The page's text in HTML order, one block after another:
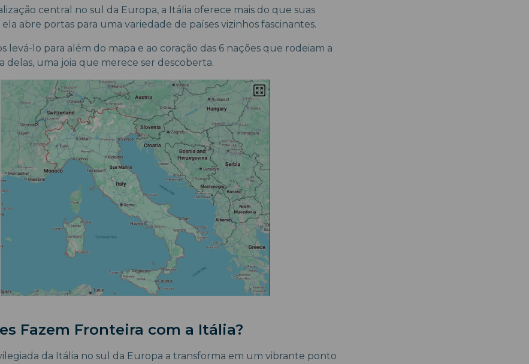
central no sul da Europa, a Itália oferece mais do que suas
ela abre portas para uma variedade de países vizinhos fascinantes.
levá-lo para além do mapa e ao coração das 6 nações que rodeiam a
delas, uma joia que merece ser descoberta.
Fazem Fronteira com a Itália?
da Itália no sul da Europa a transforma em um vibrante ponto